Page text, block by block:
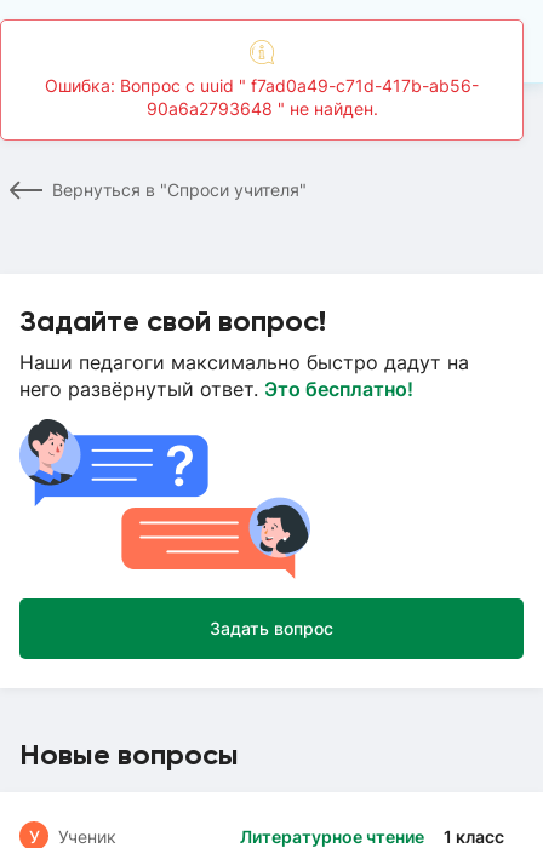
Спроси учителя Страница вопроса
Вернуться в "Спроси учителя"
Задайте свой вопрос!
Наши педагоги максимально быстро дадут на
него развёрнутый ответ. Это бесплатно!
Задать вопрос
Новые вопросы
Литературное чтение 1 класс
У Ученик